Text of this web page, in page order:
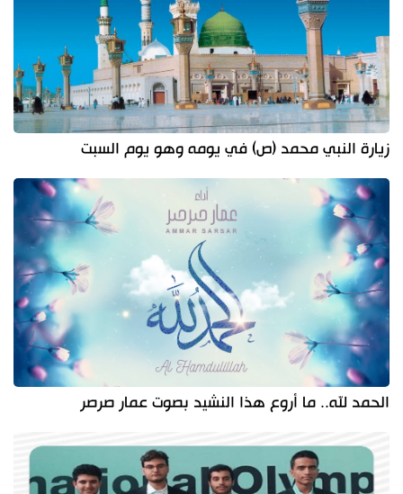
زيارة النبي محمد (ص) في يومه وهو يوم السبت
الحمد لله.. ما أروع هذا النشيد بصوت عمار صرصر